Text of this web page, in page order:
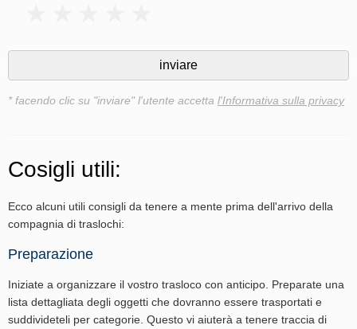
* facendo clic su "inviare" l'utente accetta l'Informativa sulla privacy
Cosigli utili:
Ecco alcuni utili consigli da tenere a mente prima dell'arrivo della
compagnia di traslochi:
Preparazione
Iniziate a organizzare il vostro trasloco con anticipo. Preparate una
lista dettagliata degli oggetti che dovranno essere trasportati e
suddivideteli per categorie. Questo vi aiuterà a tenere traccia di